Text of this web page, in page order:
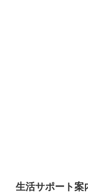
生活サポート案